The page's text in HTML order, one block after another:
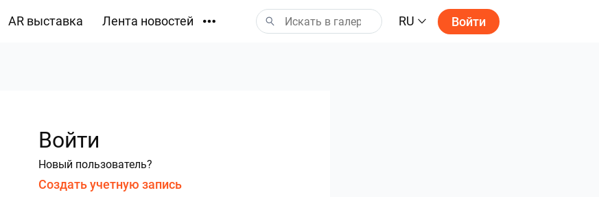
AR выставка Лента новостей RU Войти
Войти
Новый пользователь?
Создать учетную запись